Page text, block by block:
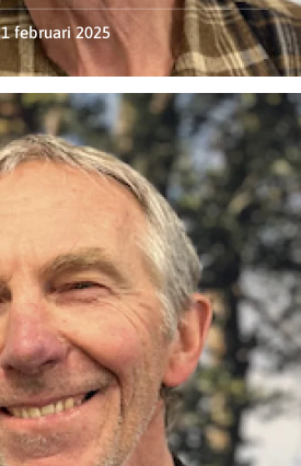
1 februari 2025